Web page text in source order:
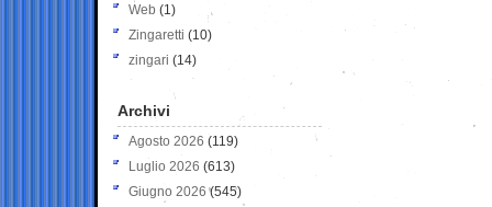
Web (1)
Zingaretti (10)
zingari (14)
Archivi
Agosto 2026 (119)
Luglio 2026 (613)
Giugno 2026 (545)